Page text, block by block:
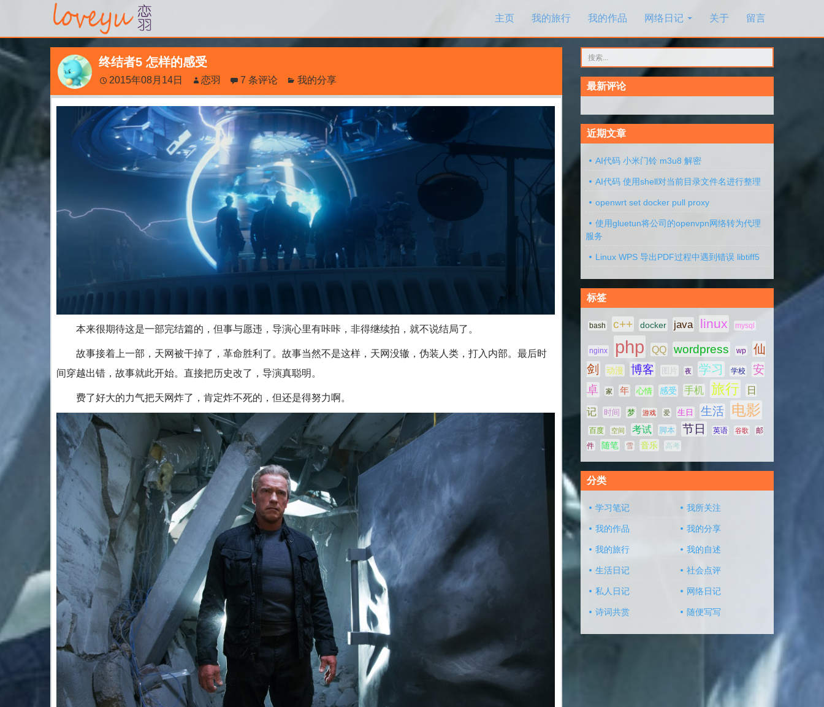
主页
我的旅行 我的作品 网络日记 关于 留言
终结者5 怎样的感受
2015年08月14日 恋羽 7 条评论 我的分享
本来很期待这是一部完结篇的，但事与愿违，导演心里有咔咔，非得继续拍，就不说结局了。
故事接着上一部，天网被干掉了，革命胜利了。故事当然不是这样，天网没辙，伪装人类，打入内部。最后时
间穿越出错，故事就此开始。直接把历史改了，导演真聪明。
费了好大的力气把天网炸了，肯定炸不死的，但还是得努力啊。
索：
最新评论
近期文章
AI代码 小米门铃 m3u8 解密
AI代码 使用shell对当前目录文件名进行整理
openwrt set docker pull proxy
使用gluetun将公司的openvpn网络转为代理
服务
Linux WPS 导出PDF过程中遇到错误 libtiff5
标签
bash c++ docker java linux mysql
nginx php QQ wordpress wp
仙
剑
动漫 博客 图片 夜 学习 学校
安
卓
家 年 心情 感受 手机 旅行 日
记 时间 梦 游戏 爱 生日 生活 电影
百度 空间 考试 脚本 节日 英语 谷歌 邮
件 随笔 雪 音乐 高考
分类
学习笔记 我所关注
我的作品 我的分享
我的旅行 我的自述
生活日记 社会点评
私人日记 网络日记
诗词共赏 随便写写